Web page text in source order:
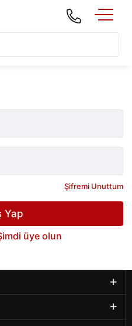
Şifremi Unuttum
Yap
üye olun